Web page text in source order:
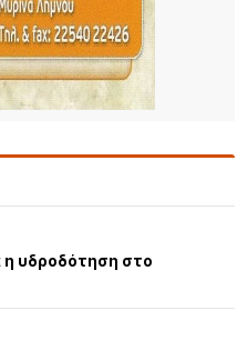
η υδροδότηση στο